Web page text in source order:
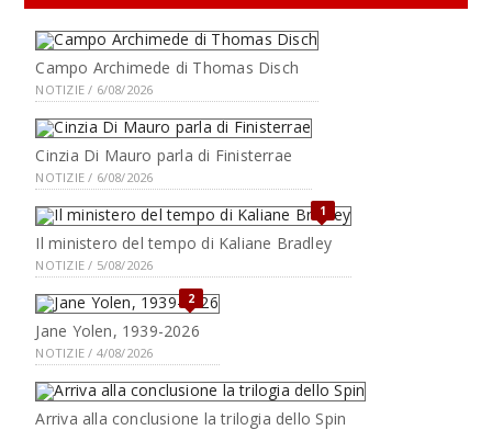
Campo Archimede di Thomas Disch
NOTIZIE / 6/08/2026
Cinzia Di Mauro parla di Finisterrae
NOTIZIE / 6/08/2026
1
Il ministero del tempo di Kaliane Bradley
NOTIZIE / 5/08/2026
2
Jane Yolen, 1939-2026
NOTIZIE / 4/08/2026
Arriva alla conclusione la trilogia dello Spin